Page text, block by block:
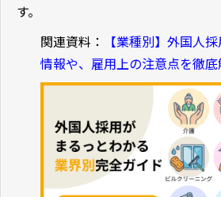
す。
関連資料：
【業種別】外国人
情報や、雇用上の注意点を徹